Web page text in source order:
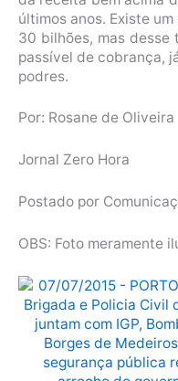
últimos anos. Existe
30 bilhões, mas
passível de cobrança,
podres.
Por: Rosane de Oliveira
Jornal Zero Hora
Postado por
OBS: Foto meramente